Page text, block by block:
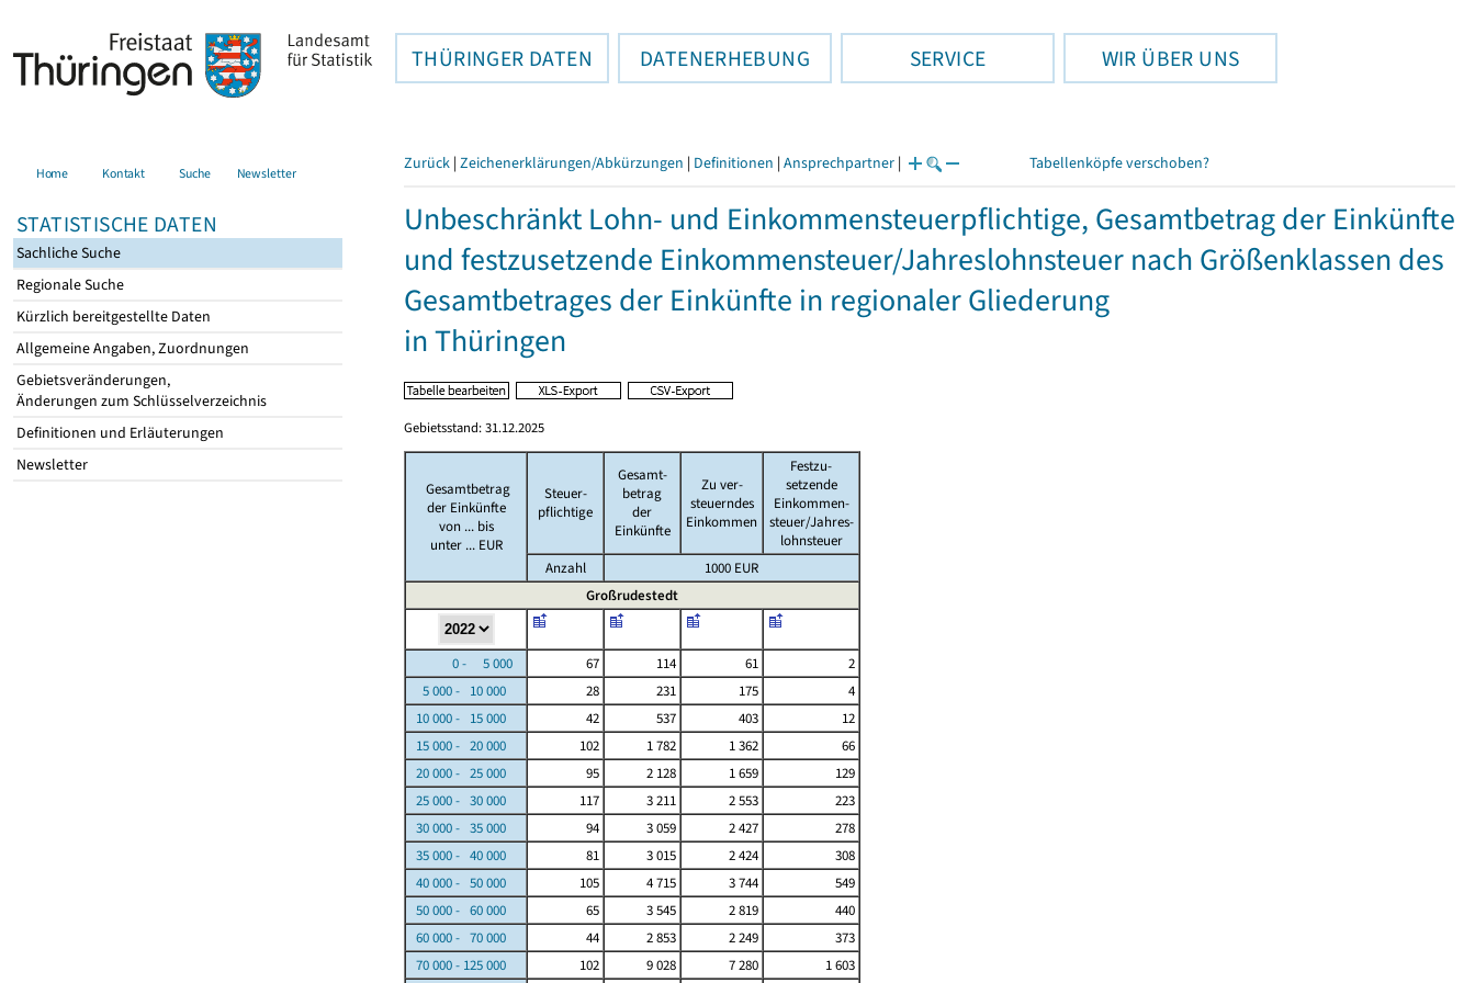
THÜRINGER DATEN DATENERHEBUNG SERVICE WIR ÜBER UNS
Home Kontakt Suche Newsletter
STATISTISCHE DATEN
Sachliche Suche
Regionale Suche
Kürzlich bereitgestellte Daten
Allgemeine Angaben, Zuordnungen
Gebietsveränderungen,
Änderungen zum Schlüsselverzeichnis
Definitionen und Erläuterungen
Newsletter
Zurück | Zeichenerklärungen/Abkürzungen | Definitionen | Ansprechpartner | Tabellenköpfe verschoben?
Unbeschränkt Lohn- und Einkommensteuerpflichtige, Gesamtbetrag der Einkünfte
und festzusetzende Einkommensteuer/Jahreslohnsteuer nach Größenklassen des
Gesamtbetrages der Einkünfte in regionaler Gliederung
in Thüringen
Gebietsstand: 31.12.2025
Gesamtbetrag
der Einkünfte
von ... bis
unter ... EUR
Steuer-
pflichtige
Gesamt-
betrag
der
Einkünfte
Zu ver-
steuerndes
Einkommen
Festzu-
setzende
Einkommen-
steuer/Jahres-
lohnsteuer
Anzahl
1000 EUR
Großrudestedt
0 - 5 000 67 114 61
2
5 000 - 10 000
28 231 175
4
10 000 - 15 000
42 537 403
12
15 000 - 20 000
102 1 782 1 362
66
20 000 - 25 000
95 2 128 1 659
129
25 000 - 30 000
117 3 211 2 553
223
30 000 - 35 000
94 3 059 2 427
278
35 000 - 40 000
81 3 015 2 424
308
40 000 - 50 000
105 4 715 3 744
549
50 000 - 60 000
65 3 545 2 819
440
60 000 - 70 000
44 2 853 2 249
373
70 000 - 125 000
102 9 028 7 280 1 603